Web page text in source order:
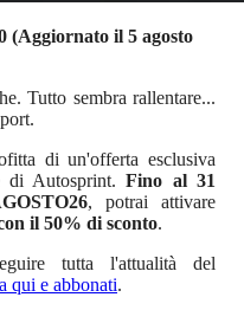
(Aggiornato il 5 agosto
Tutto sembra rallentare...
di un'offerta esclusiva
di Autosprint.Fino al 31
, potrai attivare
il 50% di sconto.
tutta l'attualità del
qui e abbonati.